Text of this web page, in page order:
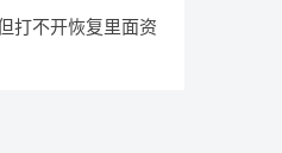
打不开恢复里面资